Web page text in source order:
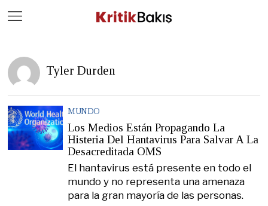
Tyler Durden
MUNDO
Los Medios Están Propagando La
Histeria Del Hantavirus Para Salvar A La
Desacreditada OMS
El hantavirus está presente en todo el
mundo y no representa una amenaza
para la gran mayoría de las personas.